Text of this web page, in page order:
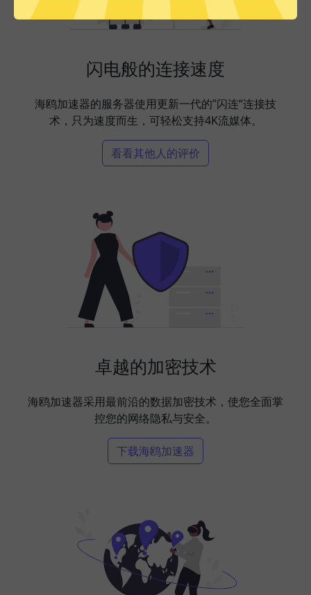
闪电般的连接速度
海鸥加速器的服务器使用更新一代的”闪连“连接技
术，只为速度而生，可轻松支持4K流媒体。
看看其他人的评价
卓越的加密技术
海鸥加速器采用最前沿的数据加密技术，使您全面掌
控您的网络隐私与安全。
下载海鸥加速器